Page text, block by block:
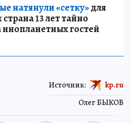
натянули «сетку»для
13 лет тайно
инопланетных гостей
Олег БЫКОВ
Источник: kp.ru